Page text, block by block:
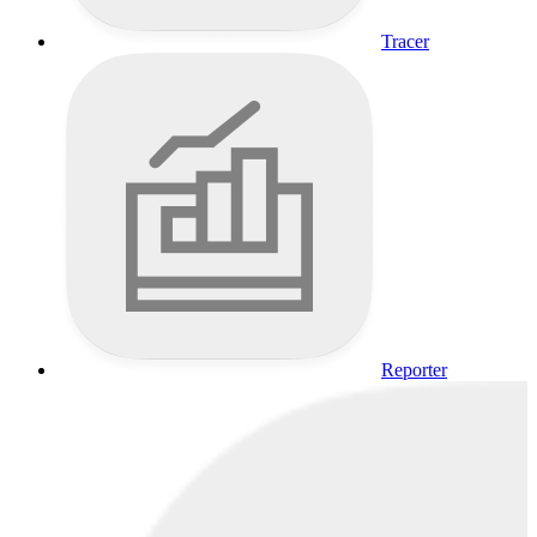
Tracer
Reporter